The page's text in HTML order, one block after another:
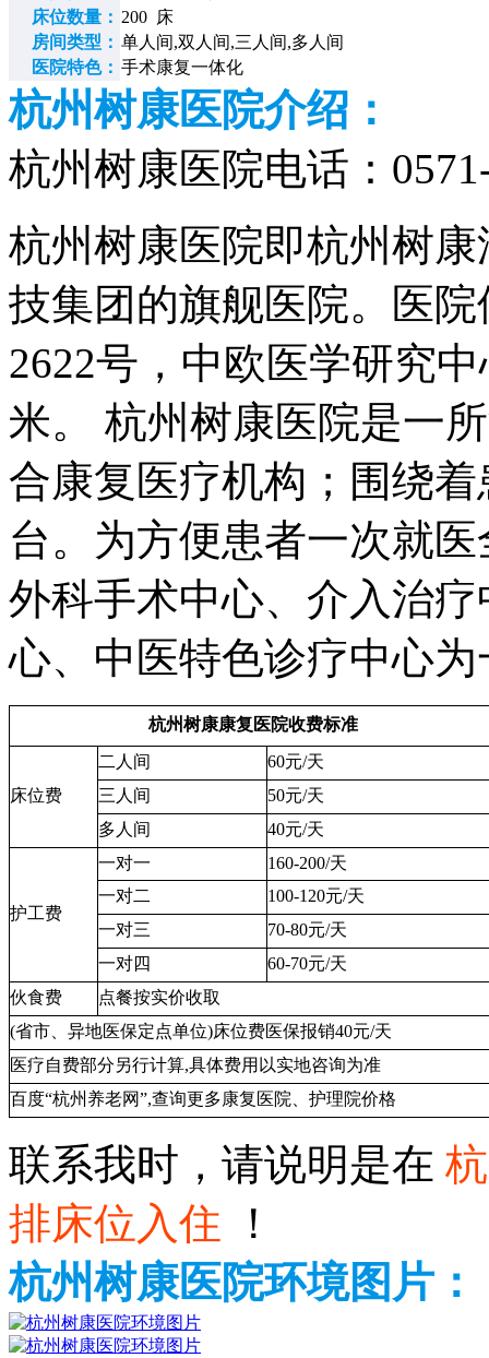
床位数量： 200 床
房间类型： 单人间,双人间,三人间,多人间
医院特色： 手术康复一体化
杭州树康医院介绍：
杭州树康医院电话：
杭州树康医院即杭州树
技集团的旗舰医院。医
2622号，中欧医学研究
米。 杭州树康医院是一
合康复医疗机构；围绕
台。为方便患者一次就
外科手术中心、介入治
心、中医特色诊疗中心
杭州树康康复医院收费标准
床位费
二人间
60元/天
三人间
50元/天
多人间
40元/天
护工费
一对一
160-200/天
一对二
100-120元/天
一对三
70-80元/天
一对四
60-70元/天
伙食费
点餐按实价收取
(省市、异地医保定点单位)床位费医保报销40元/天
医疗自费部分另行计算,具体费用以实地咨询为准
百度“杭州养老网”,查询更多康复医院、护理院价格
联系我时，请说明是在
排床位入住 ！
杭州树康医院环境图片：